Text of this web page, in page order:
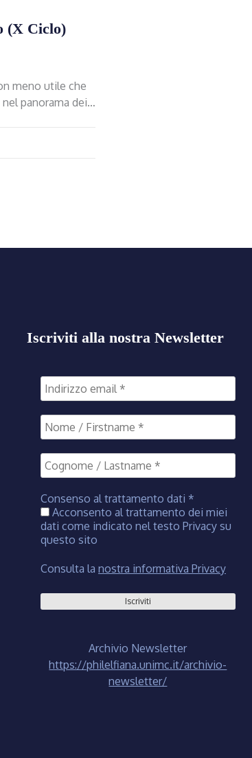
(X Ciclo)
meno utile che
panorama dei…
Iscriviti alla nostra Newsletter
Consenso al trattamento dati *
Acconsento al trattamento dei miei
dati come indicato nel testo Privacy su
questo sito
Consulta la nostra informativa Privacy
Archivio Newsletter
https://philelfiana.unimc.it/archivio-
newsletter/